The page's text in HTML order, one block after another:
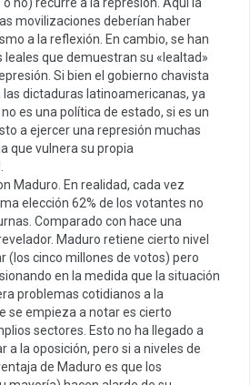
movilizaciones deberían haber
a la reflexión. En cambio, se han
leales que demuestran su «lealtad»
Si bien el gobierno chavista
las dictaduras latinoamericanas, ya
es una política de estado, si es un
a ejercer una represión muchas
que vulnera su propia
Maduro. En realidad, cada vez
elección 62% de los votantes no
Comparado con hace una
Maduro retiene cierto nivel
(los cinco millones de votos) pero
en la medida que la situación
problemas cotidianos a la
se empieza a notar es cierto
sectores. Esto no ha llegado a
a la oposición, pero si a niveles de
de Maduro es que los